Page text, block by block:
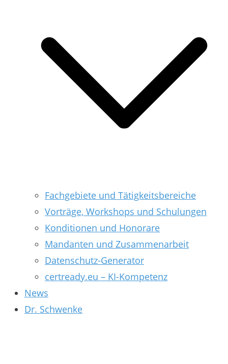
Fachgebiete und Tätigkeitsbereiche
Vorträge, Workshops und Schulungen
Konditionen und Honorare
Mandanten und Zusammenarbeit
Datenschutz-Generator
certready.eu – KI-Kompetenz
News
Dr. Schwenke